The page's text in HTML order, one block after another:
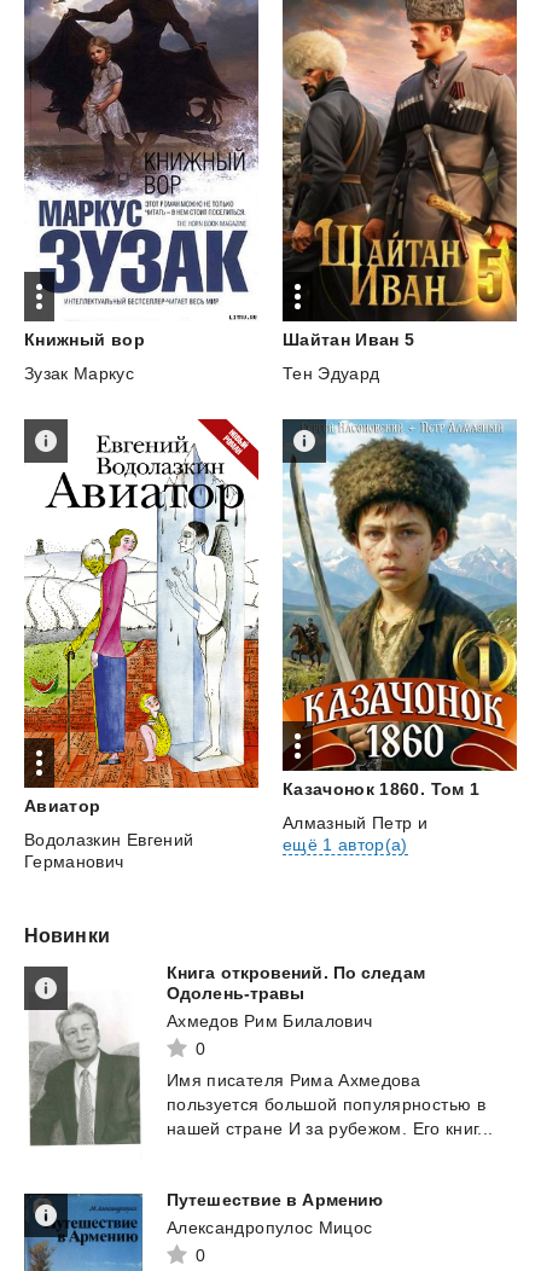
Книжный вор
Зузак Маркус
Шайтан Иван 5
Тен Эдуард
Авиатор
Водолазкин Евгений
Германович
Казачонок 1860. Том 1
Алмазный Петр и
ещё 1 автор(а)
Новинки
Книга откровений. По следам
Одолень-травы
Ахмедов Рим Билалович
0
Имя писателя Рима Ахмедова
пользуется большой популярностью в
нашей стране И за рубежом. Его книг...
Путешествие в Армению
Александропулос Мицос
0